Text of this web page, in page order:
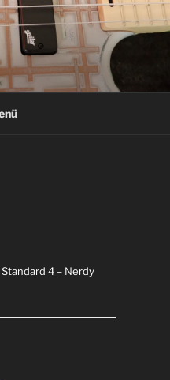
4 – Nerdy